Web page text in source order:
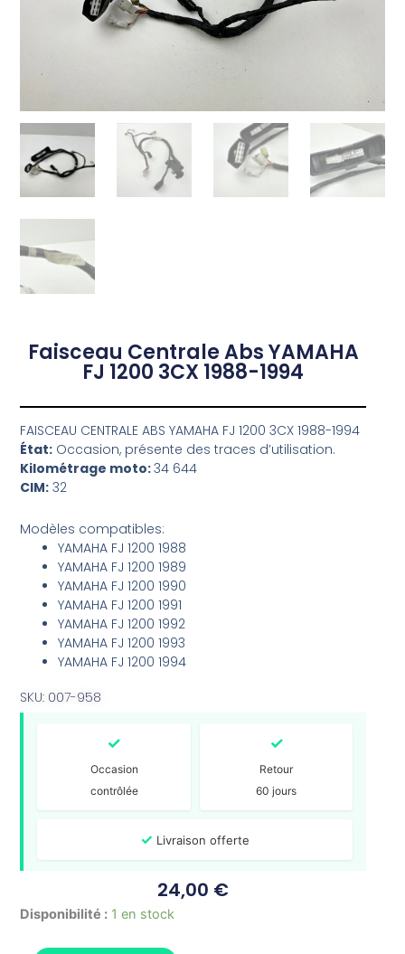
Faisceau Centrale Abs YAMAHA
FJ 1200 3CX 1988-1994
FAISCEAU CENTRALE ABS YAMAHA FJ 1200 3CX 1988-1994
État: Occasion, présente des traces d’utilisation.
Kilométrage moto:34 644
CIM: 32
Modèles compatibles:
YAMAHA FJ 1200 1988
YAMAHA FJ 1200 1989
YAMAHA FJ 1200 1990
YAMAHA FJ 1200 1991
YAMAHA FJ 1200 1992
YAMAHA FJ 1200 1993
YAMAHA FJ 1200 1994
SKU: 007-958
✓
Occasion
contrôlée
✓
Retour
60 jours
✓ Livraison offerte
24,00 €
Disponibilité : 1 en stock
quantité
Faisceau